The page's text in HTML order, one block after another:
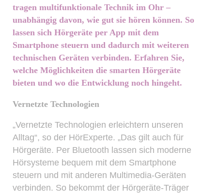
tragen multifunktionale Technik im Ohr –
unabhängig davon, wie gut sie hören können. So
lassen sich Hörgeräte per App mit dem
Smartphone steuern und dadurch mit weiteren
technischen Geräten verbinden. Erfahren Sie,
welche Möglichkeiten die smarten Hörgeräte
bieten und wo die Entwicklung noch hingeht.
Vernetzte Technologien
„Vernetzte Technologien erleichtern unseren
Alltag“, so der HörExperte. „Das gilt auch für
Hörgeräte. Per Bluetooth lassen sich moderne
Hörsysteme bequem mit dem Smartphone
steuern und mit anderen Multimedia-Geräten
verbinden. So bekommt der Hörgeräte-Träger